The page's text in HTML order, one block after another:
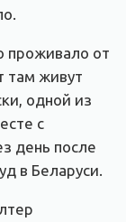
проживало от
там живут
одной из
с
день после
в Беларуси.